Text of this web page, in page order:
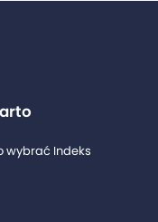
wybrać Indeks